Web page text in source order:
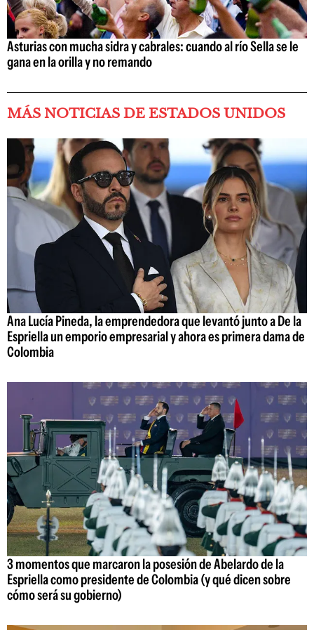
Asturias con mucha sidra y cabrales: cuando al río Sella se le
gana en la orilla y no remando
MÁS NOTICIAS DE ESTADOS UNIDOS
Ana Lucía Pineda, la emprendedora que levantó junto a De la
Espriella un emporio empresarial y ahora es primera dama de
Colombia
3 momentos que marcaron la posesión de Abelardo de la
Espriella como presidente de Colombia (y qué dicen sobre
cómo será su gobierno)